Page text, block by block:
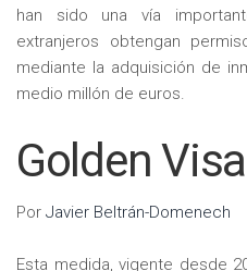
han sido una vía
extranjeros obtengan
mediante la adquisición de
medio millón de euros.
Golden Visa
PorJavier Beltrán-Domenech
Esta medida, vigente desde